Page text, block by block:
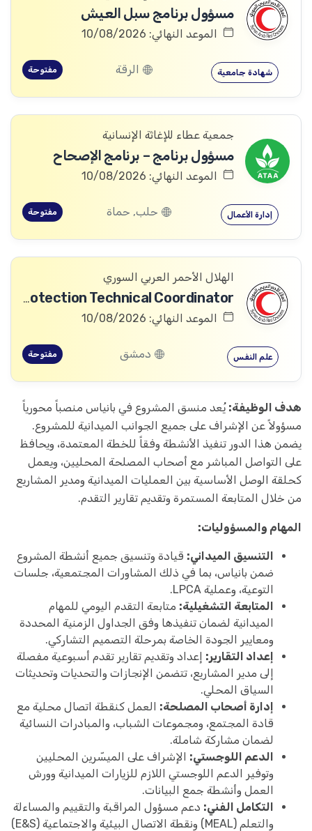
مسؤول برنامج سبل العيش
الموعد النهائي: 10/08/2026
شهادة جامعية الرقة مفتوحة
جمعية عطاء للإغاثة الإنسانية
مسؤول برنامج – برنامج الإصحاح
الموعد النهائي: 10/08/2026
إدارة الأعمال حلب, حماة مفتوحة
الهلال الأحمر العربي السوري
Community Services and Protection Technical Coordinator
الموعد النهائي: 10/08/2026
علم النفس دمشق مفتوحة
هدف الوظيفة: يُعد منسق المشروع في بانياس منصباً محورياً
مسؤولاً عن الإشراف على جميع الجوانب الميدانية للمشروع.
يضمن هذا الدور تنفيذ الأنشطة وفقاً للخطة المعتمدة، ويحافظ
على التواصل المباشر مع أصحاب المصلحة المحليين، ويعمل
كحلقة الوصل الأساسية بين العمليات الميدانية ومدير المشاريع
من خلال المتابعة المستمرة وتقديم تقارير التقدم.
المهام والمسؤوليات:
التنسيق الميداني: قيادة وتنسيق جميع أنشطة المشروع
ضمن بانياس، بما في ذلك المشاورات المجتمعية، جلسات
التوعية، وعملية LPCA.
المتابعة التشغيلية: متابعة التقدم اليومي للمهام
الميدانية لضمان تنفيذها وفق الجداول الزمنية المحددة
ومعايير الجودة الخاصة بمرحلة التصميم التشاركي.
إعداد التقارير: إعداد وتقديم تقارير تقدم أسبوعية مفصلة
إلى مدير المشاريع، تتضمن الإنجازات والتحديات وتحديثات
السياق المحلي.
إدارة أصحاب المصلحة: العمل كنقطة اتصال محلية مع
قادة المجتمع، ومجموعات الشباب، والمبادرات النسائية
لضمان مشاركة شاملة.
الدعم اللوجستي: الإشراف على الميسّرين المحليين
وتوفير الدعم اللوجستي اللازم للزيارات الميدانية وورش
العمل وأنشطة جمع البيانات.
التكامل الفني: دعم مسؤول المراقبة والتقييم والمساءلة
والتعلم (MEAL) ونقطة الاتصال البيئية والاجتماعية (E&S)